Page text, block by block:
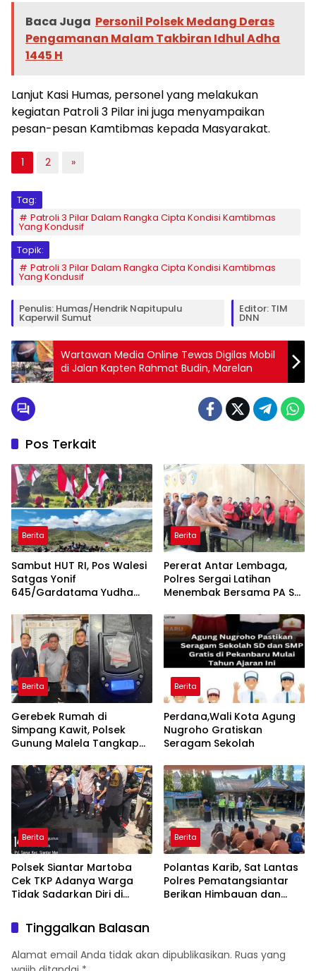
Baca Juga Personil Polsek Medang Deras
Pengamanan Malam Takbiran Idhul Adha
1445 H
Lanjut Kasi Humas, personel yang melakukan
kegiatan Patroli 3 Pilar ini juga menyampaikan
pesan-pesan Kamtibmas kepada Masyarakat.
1 2 »
Tag:
Patroli 3 Pilar Dalam Rangka Cipta Kondisi Kamtibmas
Yang Kondusif
Topik:
Patroli 3 Pilar Dalam Rangka Cipta Kondisi Kamtibmas
Yang Kondusif
Penulis: Humas/Hendrik Napitupulu
Kaperwil Sumut
Editor: TIM
DNN
Wartawan Media Online Tewas Digilas Mobil
di Jalan Kapten Rahmat Budin, Marelan
Pos Terkait
Berita
Sambut HUT RI, Pos Walesi
Satgas Yonif
645/Gardatama Yudha
Merah Putih di Bukit Walesi
Berita
Pererat Antar Lembaga,
Polres Sergai Latihan
Menembak Bersama PA Sei
Berita
Gerebek Rumah di
Simpang Kawit, Polsek
Gunung Malela Tangkap
Pematangsiantar
Berita
Perdana,Wali Kota Agung
Nugroho Gratiskan
Seragam Sekolah
Berita
Polsek Siantar Martoba
Cek TKP Adanya Warga
Tidak Sadarkan Diri di
Berita
Polantas Karib, Sat Lantas
Polres Pematangsiantar
Berikan Himbauan dan
Tinggalkan Balasan
Alamat email Anda tidak akan dipublikasikan. Ruas yang